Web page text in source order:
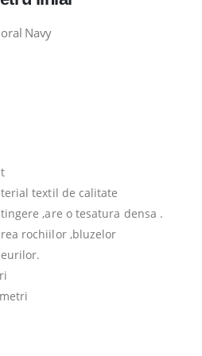
Navy
textil de calitate
,are o tesatura densa .
rochiilor ,bluzelor